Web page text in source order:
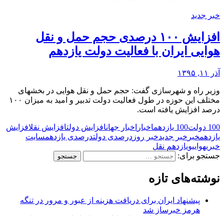
خبر جدید
افزایش ۱۰۰ درصدی حجم حمل و نقل
هوایی ایران با فعالیت دولت یازدهم
آذر ۱۱, ۱۳۹۵
وزیر راه و شهرسازی گفت: حجم حمل و نقل هوایی در بخشهای
مختلف این حوزه در طول فعالیت دولت تدبیر و امید به میزان ۱۰۰
درصد افزایش یافته است.
100 دولت 100 یازدهم اخبار اخبار جهانافزایش دولتافزایش نقلافزایش
یازدهمخبر خبر جدیدخبر روز درصدی دولتدرصدی یازدهمسایت
خبریهواییویازدهم نقل
جستجو برای:
نوشته‌های تازه
پیشنهاد ایران برای دریافت هزینه از عبور و مرور در تنگه
هرمز خبرساز شد